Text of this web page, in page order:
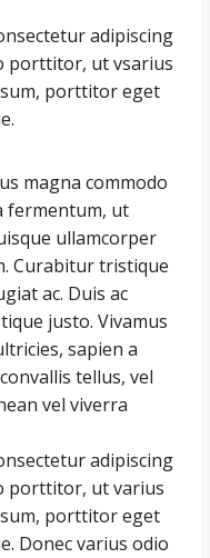
adipiscing
porttitor, ut vsarius
porttitor eget
magna commodo
fermentum, ut
ullamcorper
Curabitur tristique
ac. Duis ac
justo. Vivamus
sapien a
tellus, vel
vel viverra
adipiscing
porttitor, ut varius
porttitor eget
Donec varius odio